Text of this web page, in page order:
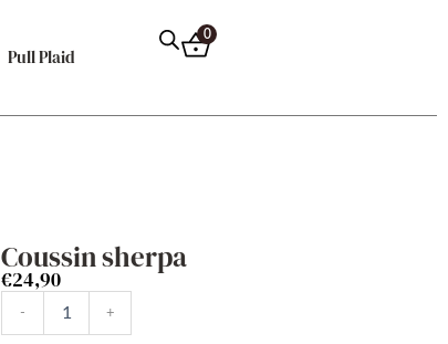
Pull Plaid
0
Coussin sherpa
€24,90
- +